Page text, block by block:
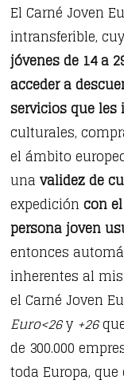
El Carné Joven
intransferible,
jóvenes de 14 a
acceder a
servicios que les
culturales,
el ámbito
unavalidez de
expedicióncon
persona joven
entonces
inherentes al
el Carné Joven
Euro<26y +26
de 300.000
toda Europa,